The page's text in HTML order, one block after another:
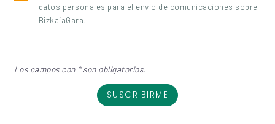
datos personales para el envío de comunicaciones sobre
BizkaiaGara.
Los campos con * son obligatorios.
SUSCRIBIRME